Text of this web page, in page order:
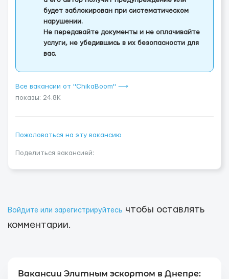
будет заблокирован при систематическом
нарушении.
Не передавайте документы и не оплачивайте
услуги, не убедившись в их безопасности для
вас.
Все вакансии от "ChikaBoom" ⟶
показы: 24.8K
Пожаловаться на эту вакансию
Поделиться вакансией:
Войдите или зарегистрируйтесь чтобы оставлять
комментарии.
Вакансии Элитным эскортом в Днепре: